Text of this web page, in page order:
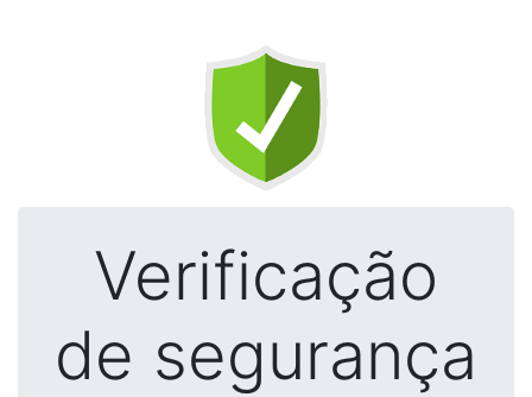
Verificação
de segurança